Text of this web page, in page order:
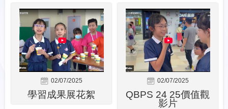
02/07/2025
學習成果展花絮
02/07/2025
QBPS 24 25價值觀
影片